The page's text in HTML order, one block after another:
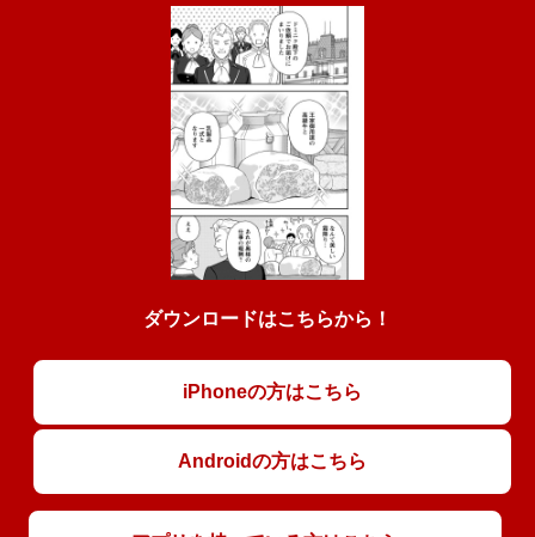
ダウンロードはこちらから！
iPhoneの方はこちら
Androidの方はこちら